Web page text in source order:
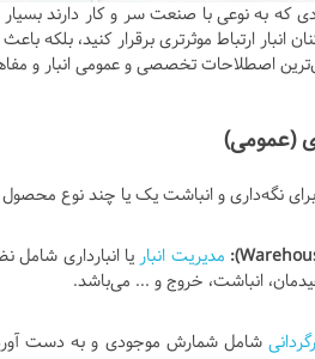
که به نوعی با صنعت سر و کار دارند
انبار ارتباط موثرتری برقرار کنید، بلکه
اصطلاحات تخصصی و عمومی انبار و
(عمومی)
برای نگه‌داری و انباشت یک یا چند نوع
مدیریت انباریا انبارداری شامل
انباشت، خروج و ... می‌باشد.
شامل شمارش موجودی و به دست